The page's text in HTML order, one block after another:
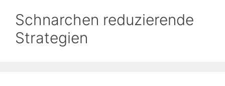
Schnarchen reduzierende
Strategien